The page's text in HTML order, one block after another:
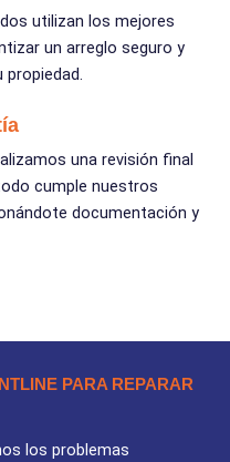
utilizan los mejores
un arreglo seguro y
propiedad.
una revisión final
cumple nuestros
documentación y
PARA REPARAR
los problemas